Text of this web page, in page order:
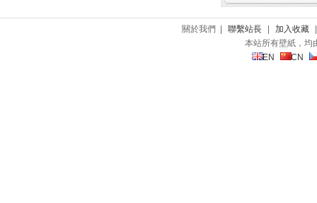
關於我們 | 聯繫站長 加入收藏
本站所有壁紙，均
EN
CN